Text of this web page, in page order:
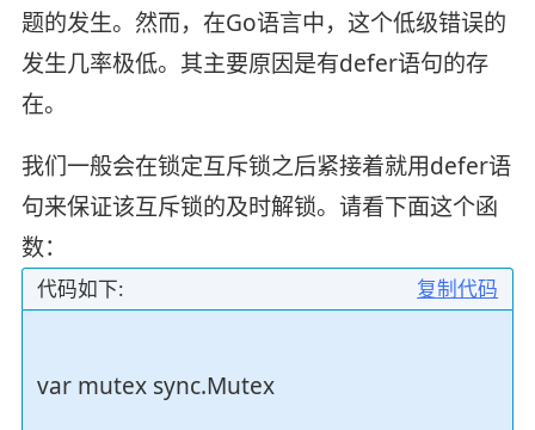
题的发生。然而，在Go语言中，这个低级错误的
发生几率极低。其主要原因是有defer语句的存
在。
我们一般会在锁定互斥锁之后紧接着就用defer语
句来保证该互斥锁的及时解锁。请看下面这个函
数：
复制代码
代码如下:
var mutex sync.Mutex